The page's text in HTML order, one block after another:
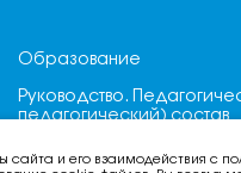
Образование
Руководство.
педагогический) состав
Материально-
сайта и его взаимодействия с